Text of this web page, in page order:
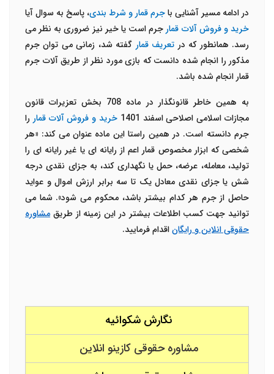
در ادامه مسیر آشنایی باجرم قمار و شرط بندی، پاسخ به سوال آیا
خرید و فروش آلات قمار جرم است یا خیر نیز ضروری به نظر می
رسد. همانطور که در تعریف قمار گفته شد، زمانی می توان جرم
مذکور را انجام شده دانست که بازی مورد نظر از طریق آلات جرم
قمار انجام شده باشد.
به همین خاطر قانونگذار در ماده 708 بخش تعزیرات قانون
مجازات اسلامی اصلاحی اسفند 1401
خرید و فروش آلات قمار را
جرم دانسته است. در همین راستا این ماده عنوان می کند: «هر
شخصی که ابزار مخصوص قمار اعم از رایانه ای یا غیر رایانه ای را
تولید، معامله، عرضه، حمل یا نگهداری کند، به جزای نقدی درجه
شش یا جزای نقدی معادل یک تا سه برابر ارزش اموال و عواید
حاصل از جرم هر کدام بیشتر باشد، محکوم می شود». شما می
توانید جهت کسب اطلاعات بیشتر در این زمینه از طریق مشاوره
حقوقی انلاین و رایگاناقدام فرمایید.
نگارش شکوائیه
مشاوره حقوقی کازینو انلاین